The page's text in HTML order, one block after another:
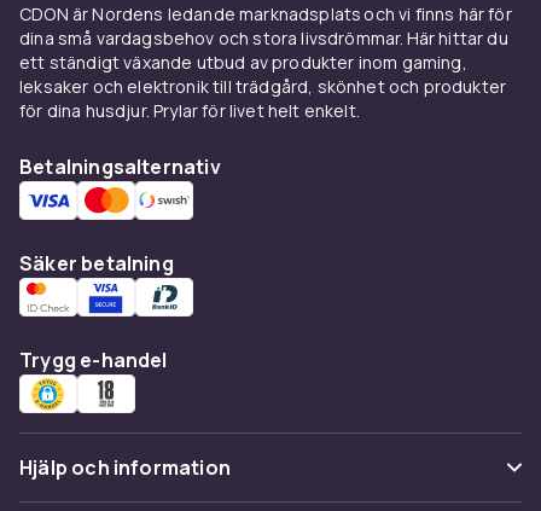
CDON är Nordens ledande marknadsplats och vi finns här för
dina små vardagsbehov och stora livsdrömmar. Här hittar du
ett ständigt växande utbud av produkter inom gaming,
leksaker och elektronik till trädgård, skönhet och produkter
för dina husdjur. Prylar för livet helt enkelt.
Betalningsalternativ
Säker betalning
Trygg e-handel
Hjälp och information